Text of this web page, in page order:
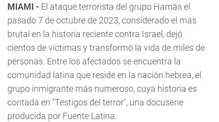
MIAMI - El ataque terrorista del grupo Hamás el
pasado 7 de octubre de 2023, considerado el más
brutal en la historia reciente contra Israel, dejó
cientos de víctimas y transformó la vida de miles de
personas. Entre los afectados se encuentra la
comunidad latina que reside en la nación hebrea, el
grupo inmigrante más numeroso, cuya historia es
contada en "Testigos del terror", una docuserie
producida por Fuente Latina.